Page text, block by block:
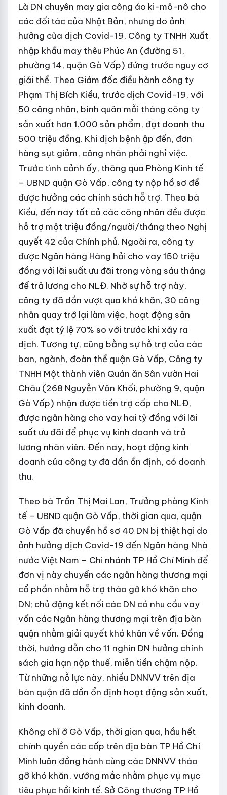
Là DN chuyên may gia công áo ki-mô-nô cho
các đối tác của Nhật Bản, nhưng do ảnh
hưởng của dịch Covid-19, Công ty TNHH Xuất
nhập khẩu may thêu Phúc An (đường 51,
phường 14, quận Gò Vấp) đứng trước nguy cơ
giải thể. Theo Giám đốc điều hành công ty
Phạm Thị Bích Kiều, trước dịch Covid-19, với
50 công nhân, bình quân mỗi tháng công ty
sản xuất hơn 1.000 sản phẩm, đạt doanh thu
500 triệu đồng. Khi dịch bệnh ập đến, đơn
hàng sụt giảm, công nhân phải nghỉ việc.
Trước tình cảnh ấy, thông qua Phòng Kinh tế
– UBND quận Gò Vấp, công ty nộp hồ sơ để
được hưởng các chính sách hỗ trợ. Theo bà
Kiều, đến nay tất cả các công nhân đều được
hỗ trợ một triệu đồng/người/tháng theo Nghị
quyết 42 của Chính phủ. Ngoài ra, công ty
được Ngân hàng Hàng hải cho vay 150 triệu
đồng với lãi suất ưu đãi trong vòng sáu tháng
để trả lương cho NLĐ. Nhờ sự hỗ trợ này,
công ty đã dần vượt qua khó khăn, 30 công
nhân quay trở lại làm việc, hoạt động sản
xuất đạt tỷ lệ 70% so với trước khi xảy ra
dịch. Tương tự, cũng bằng sự hỗ trợ của các
ban, ngành, đoàn thể quận Gò Vấp, Công ty
TNHH Một thành viên Quán ăn Sân vườn Hai
Châu (268 Nguyễn Văn Khối, phường 9, quận
Gò Vấp) nhận được tiền trợ cấp cho NLĐ,
được ngân hàng cho vay hai tỷ đồng với lãi
suất ưu đãi để phục vụ kinh doanh và trả
lương nhân viên. Đến nay, hoạt động kinh
doanh của công ty đã dần ổn định, có doanh
thu.
Theo bà Trần Thị Mai Lan, Trưởng phòng Kinh
tế – UBND quận Gò Vấp, thời gian qua, quận
Gò Vấp đã chuyển hồ sơ 40 DN bị thiệt hại do
ảnh hưởng dịch Covid-19 đến Ngân hàng Nhà
nước Việt Nam – Chi nhánh TP Hồ Chí Minh để
đơn vị này chuyển các ngân hàng thương mại
cổ phần nhằm hỗ trợ tháo gỡ khó khăn cho
DN; chủ động kết nối các DN có nhu cầu vay
vốn các Ngân hàng thương mại trên địa bàn
quận nhằm giải quyết khó khăn về vốn. Đồng
thời, hướng dẫn cho 11 nghìn DN hưởng chính
sách gia hạn nộp thuế, miễn tiền chậm nộp.
Từ những nỗ lực này, nhiều DNNVV trên địa
bàn quận đã dần ổn định hoạt động sản xuất,
kinh doanh.
Không chỉ ở Gò Vấp, thời gian qua, hầu hết
chính quyền các cấp trên địa bàn TP Hồ Chí
Minh luôn đồng hành cùng các DNNVV tháo
gỡ khó khăn, vướng mắc nhằm phục vụ mục
tiêu phục hồi kinh tế. Sở Công thương TP Hồ